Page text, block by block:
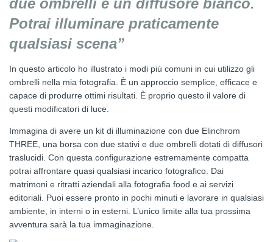
due ombrelli e un diffusore bianco.
Potrai illuminare praticamente
qualsiasi scena”
In questo articolo ho illustrato i modi più comuni in cui utilizzo gli
ombrelli nella mia fotografia. È un approccio semplice, efficace e
capace di produrre ottimi risultati. È proprio questo il valore di
questi modificatori di luce.
Immagina di avere un kit di illuminazione con due Elinchrom
THREE, una borsa con due stativi e due ombrelli dotati di diffusori
traslucidi. Con questa configurazione estremamente compatta
potrai affrontare quasi qualsiasi incarico fotografico. Dai
matrimoni e ritratti aziendali alla fotografia food e ai servizi
editoriali. Puoi essere pronto in pochi minuti e lavorare in qualsiasi
ambiente, in interni o in esterni. L’unico limite alla tua prossima
avventura sarà la tua immaginazione.